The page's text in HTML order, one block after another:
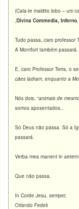
(Cala-te maldito lobo – um
,Divina Commedia, Inferno
Tudo passa, caro professor
A Montfort também passará.
E, caro Professor Terra, o
cães ladram, enquanto a
Nós dois, “animais de
somos aposentados...
Só Deus não passa. Só a
passará.
Verba mea manent in
Que não passa.
In Corde Jesu, semper,
Orlando Fedeli